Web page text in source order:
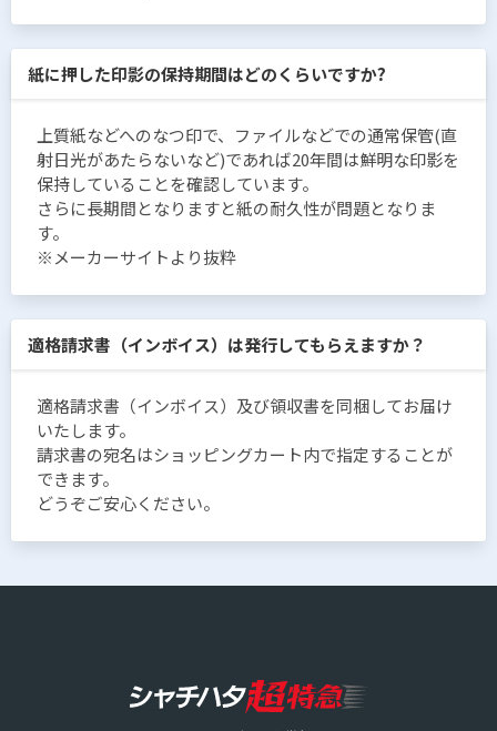
紙に押した印影の保持期間はどのくらいですか?
上質紙などへのなつ印で、ファイルなどでの通常保管(直
射日光があたらないなど)であれば20年間は鮮明な印影を
保持していることを確認しています。
さらに長期間となりますと紙の耐久性が問題となりま
す。
※メーカーサイトより抜粋
適格請求書（インボイス）は発行してもらえますか？
適格請求書（インボイス）及び領収書を同梱してお届け
いたします。
請求書の宛名はショッピングカート内で指定することが
できます。
どうぞご安心ください。